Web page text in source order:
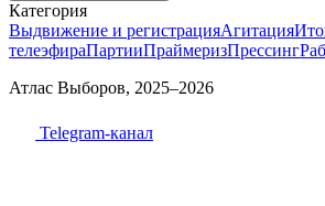
Категория
Выдвижение и регистрацияАгитация
телеэфираПартииПраймеризПрессинг
Атлас Выборов, 2025–2026
Telegram-канал